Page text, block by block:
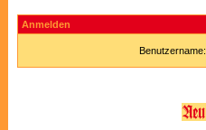
Anmelden
Benutzername: